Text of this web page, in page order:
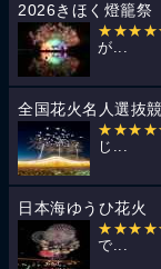
2026きほく燈籠祭
が...
全国花火名人選抜
じ...
日本海ゆうひ花火
で...